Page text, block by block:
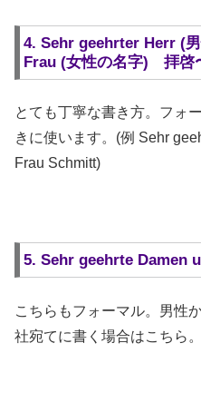
4. Sehr geehrter Herr (
Frau (女性の名字) 拝啓
とても丁寧な書き方。フォ
きに使います。(例 Sehr
Frau Schmitt)
5. Sehr geehrte Damen
こちらもフォーマル。男性
社宛てに書く場合はこちら。